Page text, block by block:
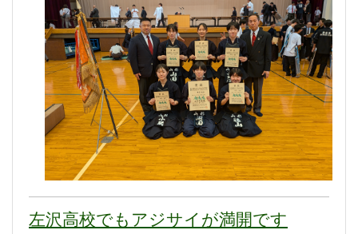
左沢高校でもアジサイが満開です